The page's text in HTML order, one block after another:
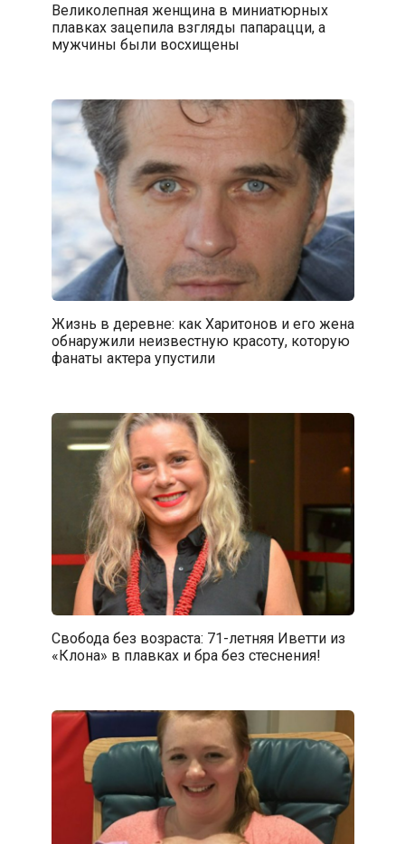
Великолепная женщина в миниатюрных
плавках зацепила взгляды папарацци, а
мужчины были восхищены
Жизнь в деревне: как Харитонов и его жена
обнаружили неизвестную красоту, которую
фанаты актера упустили
Свобода без возраста: 71-летняя Иветти из
«Клона» в плавках и бра без стеснения!